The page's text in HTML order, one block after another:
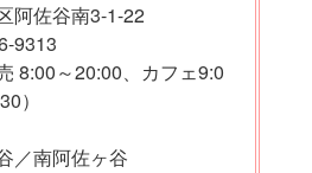
阿佐谷南3-1-22
9313
8:00～20:00、カフェ9:0
）
／南阿佐ヶ谷